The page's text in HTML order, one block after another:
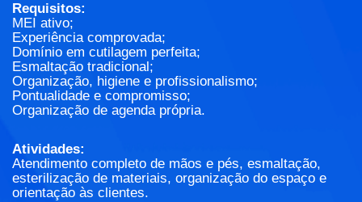
Requisitos:
MEI ativo;
Experiência comprovada;
Domínio em cutilagem perfeita;
Esmaltação tradicional;
Organização, higiene e profissionalismo;
Pontualidade e compromisso;
Organização de agenda própria.
Atividades:
Atendimento completo de mãos e pés, esmaltação,
esterilização de materiais, organização do espaço e
orientação às clientes.